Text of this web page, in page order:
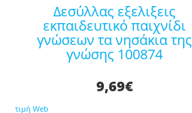
δεσύλλας εξελιξεις
εκπαιδευτικό παιχνίδι
γνώσεων τα νησάκια της
γνώσης 100874
9,69€
τιμή Web